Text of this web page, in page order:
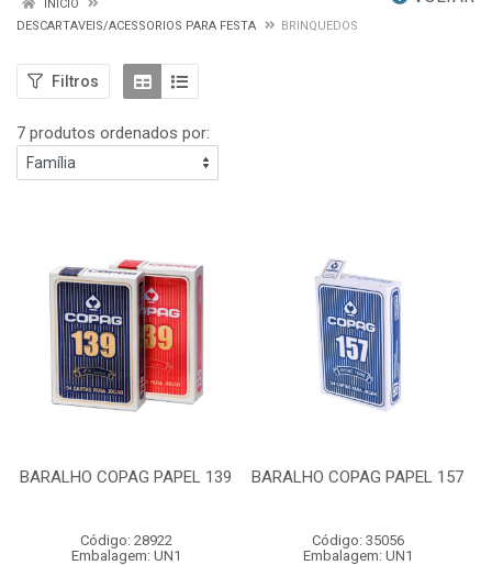
INÍCIO
DESCARTAVEIS/ACESSORIOS PARA FESTA
BRINQUEDOS
Filtros
7 produtos ordenados por:
BARALHO COPAG PAPEL 139
Código: 28922
Embalagem: UN1
BARALHO COPAG PAPEL 157
Código: 35056
Embalagem: UN1